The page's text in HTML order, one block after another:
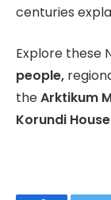
centuries
Explore these
people,
theArktikum
Korundi